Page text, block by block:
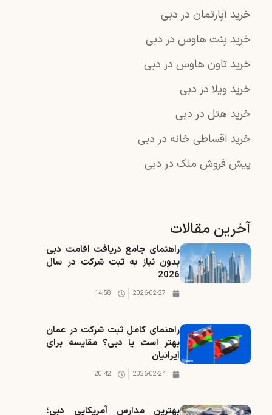
خرید آپارتمان در دبی
خرید پنت هاوس در دبی
خرید تاون هاوس در دبی
خرید ویلا در دبی
خرید هتل در دبی
خرید اقساطی خانه در دبی
پیش فروش ملک در دبی
آخرین مقالات
راهنمای جامع دریافت اقامت دبی
بدون نیاز به ثبت شرکت در سال
2026
2026-02-27
14:58
راهنمای کامل ثبت شرکت در عمان
بهتر است یا دبی؟ مقایسه برای
ایرانیان
2026-02-24
20:42
بهترین مدارس آمریکایی دبی؛